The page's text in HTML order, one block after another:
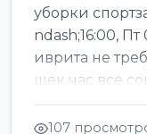
уборки
ndash;16:00,
иврита не
шек час все
керен ишт...
107